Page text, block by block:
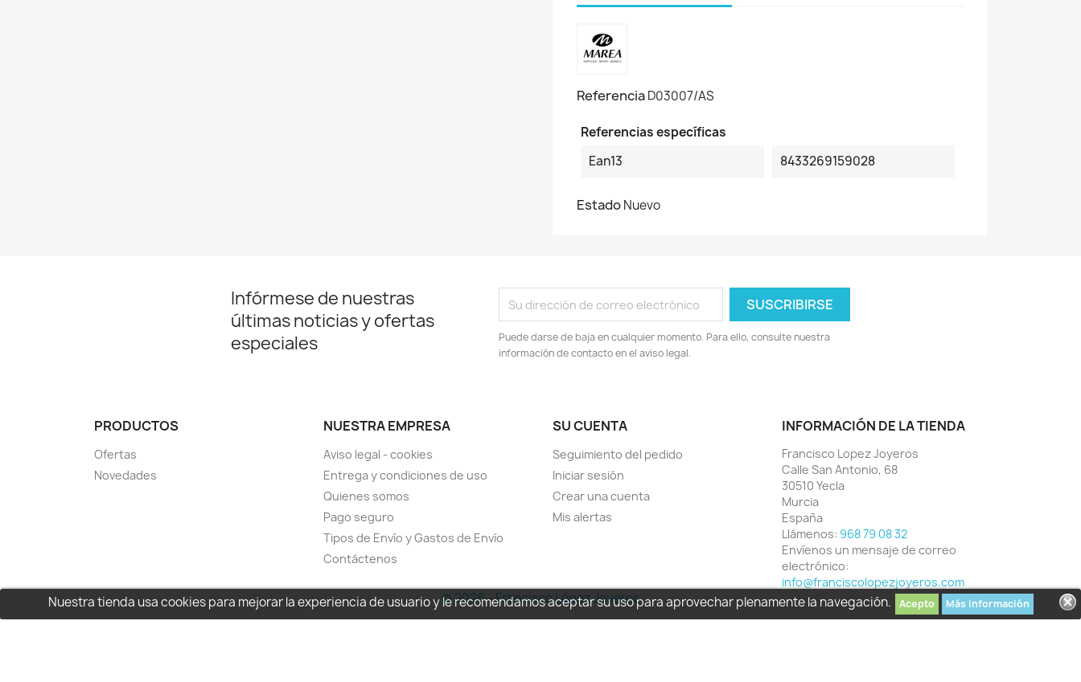
Nuestra tienda usa cookies para mejorar la experiencia de usuario y le recomendamos aceptar su uso para aprovechar plenamente la navegación. Acepto Más información
ReferenciaD03007/AS
Referencias específicas
Ean13
8433269159028
EstadoNuevo
Infórmese de nuestras
últimas noticias y ofertas
especiales
Puede darse de baja en cualquier momento. Para ello, consulte nuestra
información de contacto en el aviso legal.
PRODUCTOS
Ofertas
Novedades
NUESTRA EMPRESA
Aviso legal - cookies
Entrega y condiciones de uso
Quienes somos
Pago seguro
Tipos de Envío y Gastos de Envío
Contáctenos
SU CUENTA
Seguimiento del pedido
Iniciar sesión
Crear una cuenta
Mis alertas
INFORMACIÓN DE LA TIENDA
Francisco Lopez Joyeros
Calle San Antonio, 68
30510 Yecla
Murcia
España
Llámenos: 968 79 08 32
Envíenos un mensaje de correo
electrónico:
info@franciscolopezjoyeros.com
© 2026 - Francisco López Joyeros